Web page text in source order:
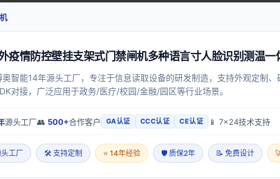
疫情防控壁挂支架式门禁闸机多种语言寸人脸识别测温一
奥智能14年源头工厂，专注于信息读取设备的研发制造，支持外观定制、
对接，广泛应用于政务/医疗/校园/金融/园区等行业场景。
源头工厂👥 500+合作客户 GA认证 CCC认证 CE认证 📱 7x24技术支持
工厂 🛠 支持定制 ⭐ 14年经验 🛡 质保2年 📝 免费设计